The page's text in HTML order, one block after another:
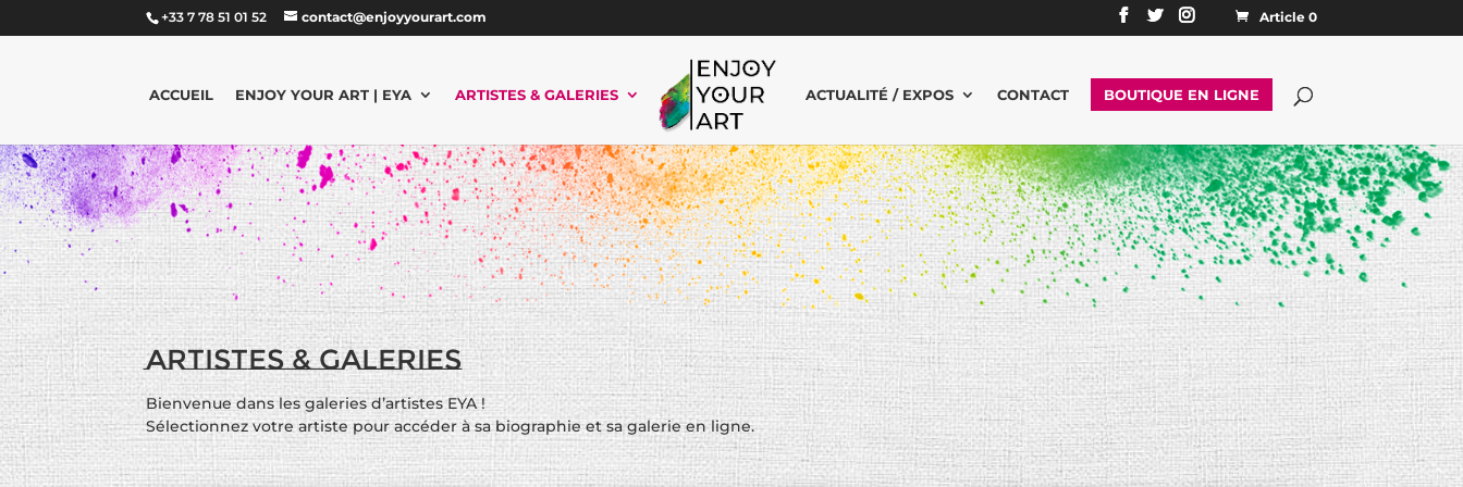
+33 7 78 51 01 52 contact@enjoyyourart.com Article 0
ACCUEIL ENJOY YOUR ART | EYA ARTISTES & GALERIES ACTUALITÉ / EXPOS CONTACT BOUTIQUE EN LIGNE
Artistes & Galeries
Bienvenue dans les galeries d’artistes EYA !
Sélectionnez votre artiste pour accéder à sa biographie et sa galerie en ligne.